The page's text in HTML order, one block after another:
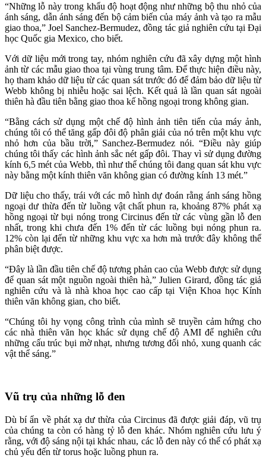
“Những lỗ này trong khẩu độ hoạt động như những bộ thu nhỏ của
ánh sáng, dẫn ánh sáng đến bộ cảm biến của máy ảnh và tạo ra mẫu
giao thoa,” Joel Sanchez-Bermudez, đồng tác giả nghiên cứu tại Đại
học Quốc gia Mexico, cho biết.
Với dữ liệu mới trong tay, nhóm nghiên cứu đã xây dựng một hình
ảnh từ các mẫu giao thoa tại vùng trung tâm. Để thực hiện điều này,
họ tham khảo dữ liệu từ các quan sát trước đó để đảm bảo dữ liệu từ
Webb không bị nhiễu hoặc sai lệch. Kết quả là lần quan sát ngoài
thiên hà đầu tiên bằng giao thoa kế hồng ngoại trong không gian.
“Bằng cách sử dụng một chế độ hình ảnh tiên tiến của máy ảnh,
chúng tôi có thể tăng gấp đôi độ phân giải của nó trên một khu vực
nhỏ hơn của bầu trời,” Sanchez-Bermudez nói. “Điều này giúp
chúng tôi thấy các hình ảnh sắc nét gấp đôi. Thay vì sử dụng đường
kính 6,5 mét của Webb, thì như thể chúng tôi đang quan sát khu vực
này bằng một kính thiên văn không gian có đường kính 13 mét.”
Dữ liệu cho thấy, trái với các mô hình dự đoán rằng ánh sáng hồng
ngoại dư thừa đến từ luồng vật chất phun ra, khoảng 87% phát xạ
hồng ngoại từ bụi nóng trong Circinus đến từ các vùng gần lỗ đen
nhất, trong khi chưa đến 1% đến từ các luồng bụi nóng phun ra.
12% còn lại đến từ những khu vực xa hơn mà trước đây không thể
phân biệt được.
“Đây là lần đầu tiên chế độ tương phản cao của Webb được sử dụng
để quan sát một nguồn ngoài thiên hà,” Julien Girard, đồng tác giả
nghiên cứu và là nhà khoa học cao cấp tại Viện Khoa học Kính
thiên văn không gian, cho biết.
“Chúng tôi hy vọng công trình của mình sẽ truyền cảm hứng cho
các nhà thiên văn học khác sử dụng chế độ AMI để nghiên cứu
những cấu trúc bụi mờ nhạt, nhưng tương đối nhỏ, xung quanh các
vật thể sáng.”
Vũ trụ của những lỗ đen
Dù bí ẩn về phát xạ dư thừa của Circinus đã được giải đáp, vũ trụ
của chúng ta còn có hàng tỷ lỗ đen khác. Nhóm nghiên cứu lưu ý
rằng, với độ sáng nội tại khác nhau, các lỗ đen này có thể có phát xạ
chủ yếu đến từ torus hoặc luồng phun ra.